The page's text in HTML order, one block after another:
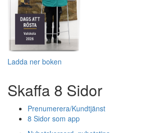
Ladda ner boken
Skaffa 8 Sidor
Prenumerera/Kundtjänst
8 Sidor som app